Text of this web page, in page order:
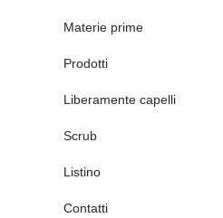
Materie prime
Prodotti
Liberamente capelli
Scrub
Listino
Contatti